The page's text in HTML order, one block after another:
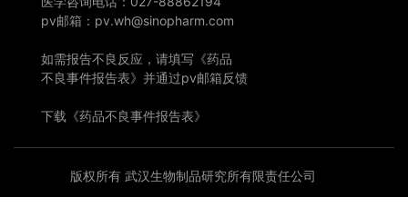
pv邮箱：pv.wh@sinopharm.com
如需报告不良反应，请填写《药品
不良事件报告表》并通过pv邮箱反馈
下载《药品不良事件报告表》
版权所有 武汉生物制品研究所有限责任公司